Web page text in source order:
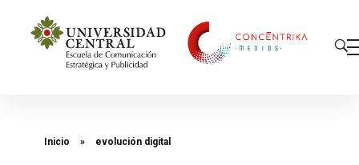
Inicio » evolución digital